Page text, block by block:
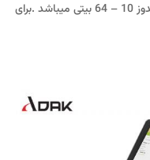
.تمامی درایور های این بخش مخصوص ویندوز 10 – 64 بیتی میباشد .برای